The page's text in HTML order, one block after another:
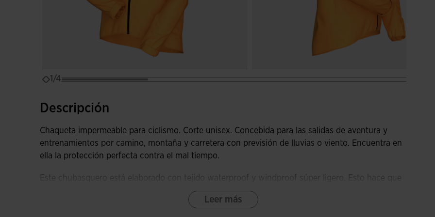
1/4
Descripción
Chaqueta impermeable para ciclismo. Corte unisex. Concebida para las salidas de aventura y
entrenamientos por camino, montaña y carretera con previsión de lluvias o viento. Encuentra en
ella la protección perfecta contra el mal tiempo.
Este chubasquero está elaborado con tejido waterproof y windproof súper ligero. Esto hace que
sea muy fácil de doblar y de guardar sin que apenas ocupe espacio. Por ejemplo, podrás llevarla
Leer más